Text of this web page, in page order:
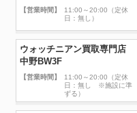
【営業時間】
11:00～20:00（定休
日：無し）
ウォッチニアン買取専門店
中野BW3F
【営業時間】
11:00～20:00（定休
日：無し ※施設に準
ずる）